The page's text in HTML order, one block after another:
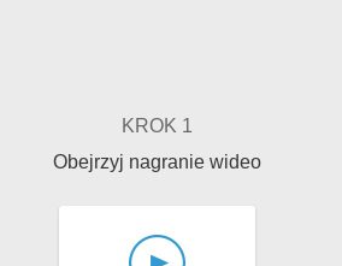
KROK 1
Obejrzyj nagranie wideo